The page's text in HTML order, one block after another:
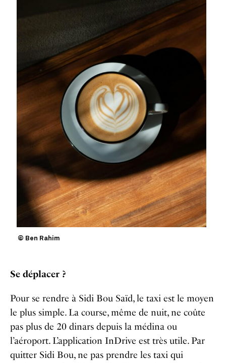
© Ben Rahim
Se déplacer ?
Pour se rendre à Sidi Bou Saïd, le taxi est le moyen
le plus simple. La course, même de nuit, ne coûte
pas plus de 20 dinars depuis la médina ou
l’aéroport. L’application InDrive est très utile. Par
quitter Sidi Bou, ne pas prendre les taxi qui